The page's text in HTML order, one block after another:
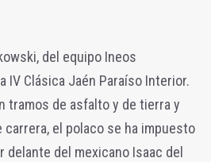
del equipo Ineos
IV Clásica Jaén Paraíso Interior.
tramos de asfalto y de tierra y
carrera, el polaco se ha impuesto
delante del mexicano Isaac del